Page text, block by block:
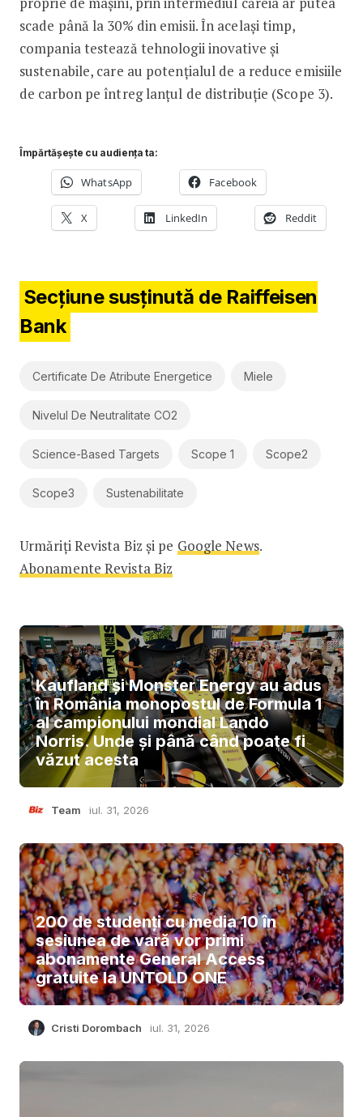
scade până la 30% din emisii. În același timp,
compania testează tehnologii inovative și
sustenabile, care au potențialul de a reduce emisiile
de carbon pe întreg lanțul de distribuție (Scope 3).
Împărtășește cu audiența ta:
WhatsApp Facebook
X LinkedIn Reddit
Secțiune susținută de Raiffeisen
Bank
Certificate De Atribute Energetice Miele
Nivelul De Neutralitate CO2
Science-Based Targets Scope 1 Scope2
Scope3 Sustenabilitate
Urmăriți Revista Biz și pe Google News.
Abonamente Revista Biz
Kaufland și Monster Energy au adus
în România monopostul de Formula 1
al campionului mondial Lando
Norris. Unde și până când poate fi
văzut acesta
Team iul. 31, 2026
200 de studenți cu media 10 în
sesiunea de vară vor primi
abonamente General Access
gratuite la UNTOLD ONE
Cristi Dorombach iul. 31, 2026